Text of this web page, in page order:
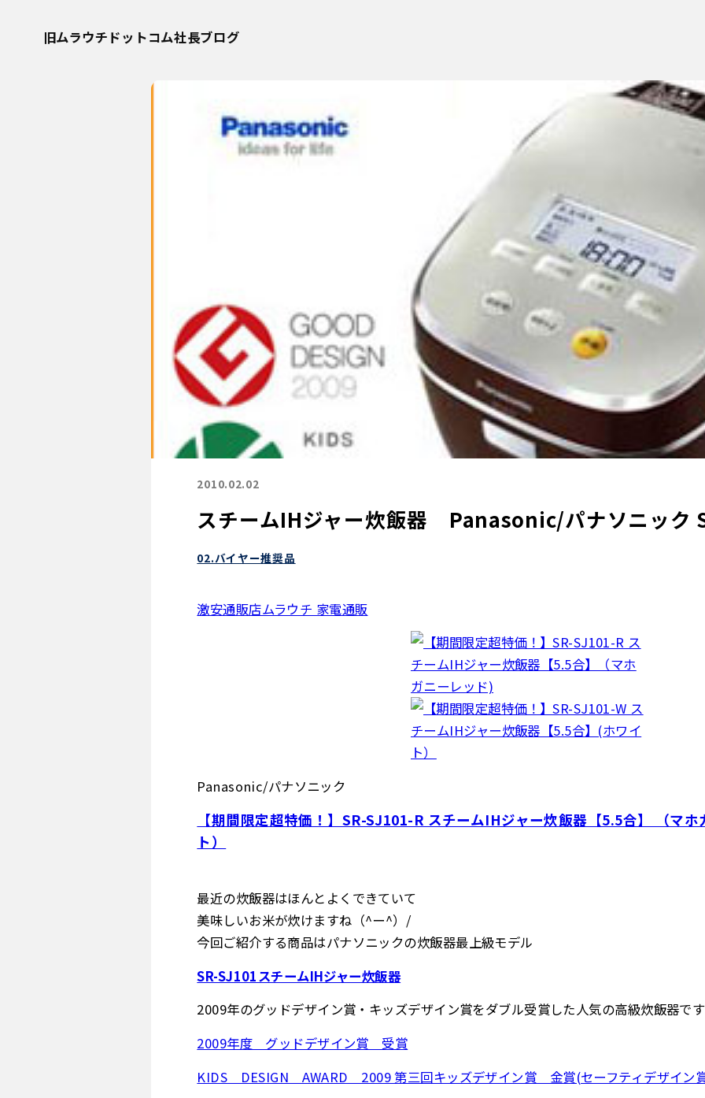
旧ムラウチドットコム社長ブログ
2010.02.02
スチームIHジャー炊飯器 Panasonic/パナソニック
02.バイヤー推奨品
激安通販店ムラウチ 家電通販
Panasonic/パナソニック
【期間限定超特価！】SR-SJ101-R スチームIHジャー炊飯器【5.5合】 （マ
ト）
最近の炊飯器はほんとよくできていて
美味しいお米が炊けますね（^ー^）/
今回ご紹介する商品はパナソニックの炊飯器最上級モデル
SR-SJ101スチームIHジャー炊飯器
2009年のグッドデザイン賞・キッズデザイン賞をダブル受賞した人気の高級炊飯器で
2009年度 グッドデザイン賞 受賞
KIDS DESIGN AWARD 2009 第三回キッズデザイン賞 金賞(セーフティデザイン